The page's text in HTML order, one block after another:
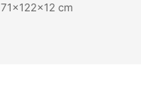
71x122x12 cm